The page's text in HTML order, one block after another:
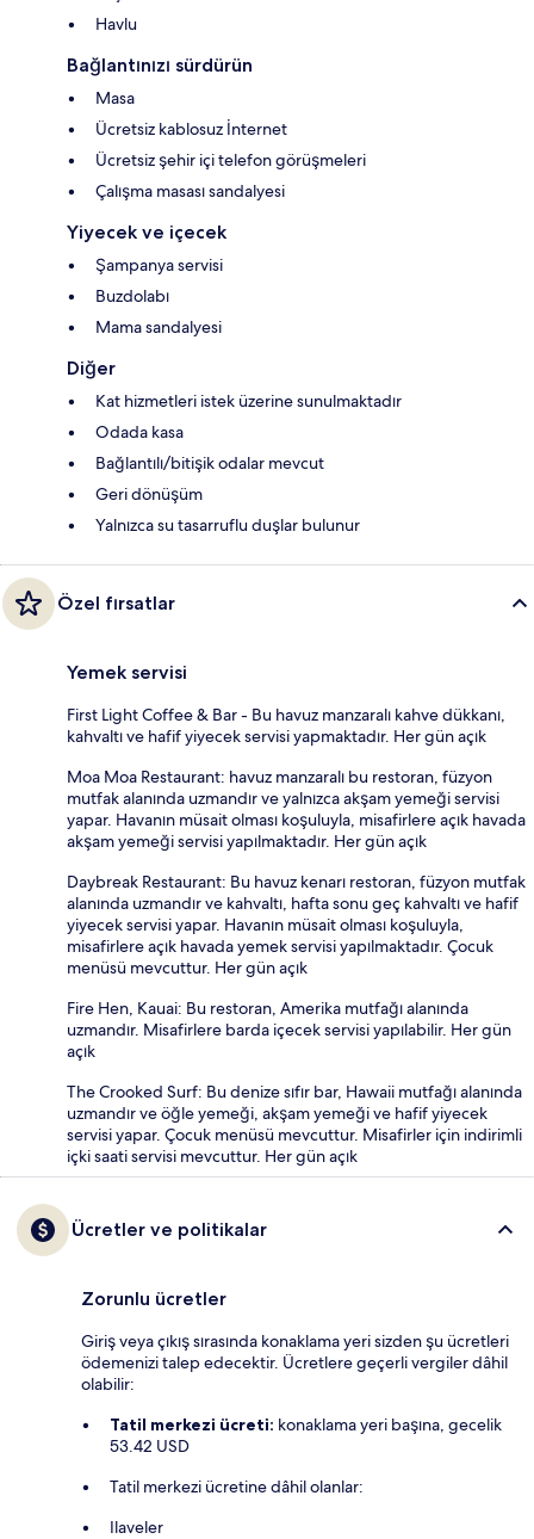
Havlu
Bağlantınızı sürdürün
Masa
Ücretsiz kablosuz İnternet
Ücretsiz şehir içi telefon görüşmeleri
Çalışma masası sandalyesi
Yiyecek ve içecek
Şampanya servisi
Buzdolabı
Mama sandalyesi
Diğer
Kat hizmetleri istek üzerine sunulmaktadır
Odada kasa
Bağlantılı/bitişik odalar mevcut
Geri dönüşüm
Yalnızca su tasarruflu duşlar bulunur
Özel fırsatlar
Yemek servisi
First Light Coffee & Bar - Bu havuz manzaralı kahve dükkanı,
kahvaltı ve hafif yiyecek servisi yapmaktadır. Her gün açık
Moa Moa Restaurant: havuz manzaralı bu restoran, füzyon
mutfak alanında uzmandır ve yalnızca akşam yemeği servisi
yapar. Havanın müsait olması koşuluyla, misafirlere açık havada
akşam yemeği servisi yapılmaktadır. Her gün açık
Daybreak Restaurant: Bu havuz kenarı restoran, füzyon mutfak
alanında uzmandır ve kahvaltı, hafta sonu geç kahvaltı ve hafif
yiyecek servisi yapar. Havanın müsait olması koşuluyla,
misafirlere açık havada yemek servisi yapılmaktadır. Çocuk
menüsü mevcuttur. Her gün açık
Fire Hen, Kauai: Bu restoran, Amerika mutfağı alanında
uzmandır. Misafirlere barda içecek servisi yapılabilir. Her gün
açık
The Crooked Surf: Bu denize sıfır bar, Hawaii mutfağı alanında
uzmandır ve öğle yemeği, akşam yemeği ve hafif yiyecek
servisi yapar. Çocuk menüsü mevcuttur. Misafirler için indirimli
içki saati servisi mevcuttur. Her gün açık
Ücretler ve politikalar
Zorunlu ücretler
Giriş veya çıkış sırasında konaklama yeri sizden şu ücretleri
ödemenizi talep edecektir. Ücretlere geçerli vergiler dâhil
olabilir:
Tatil merkezi ücreti: konaklama yeri başına, gecelik
53.42 USD
Tatil merkezi ücretine dâhil olanlar:
Ilaveler